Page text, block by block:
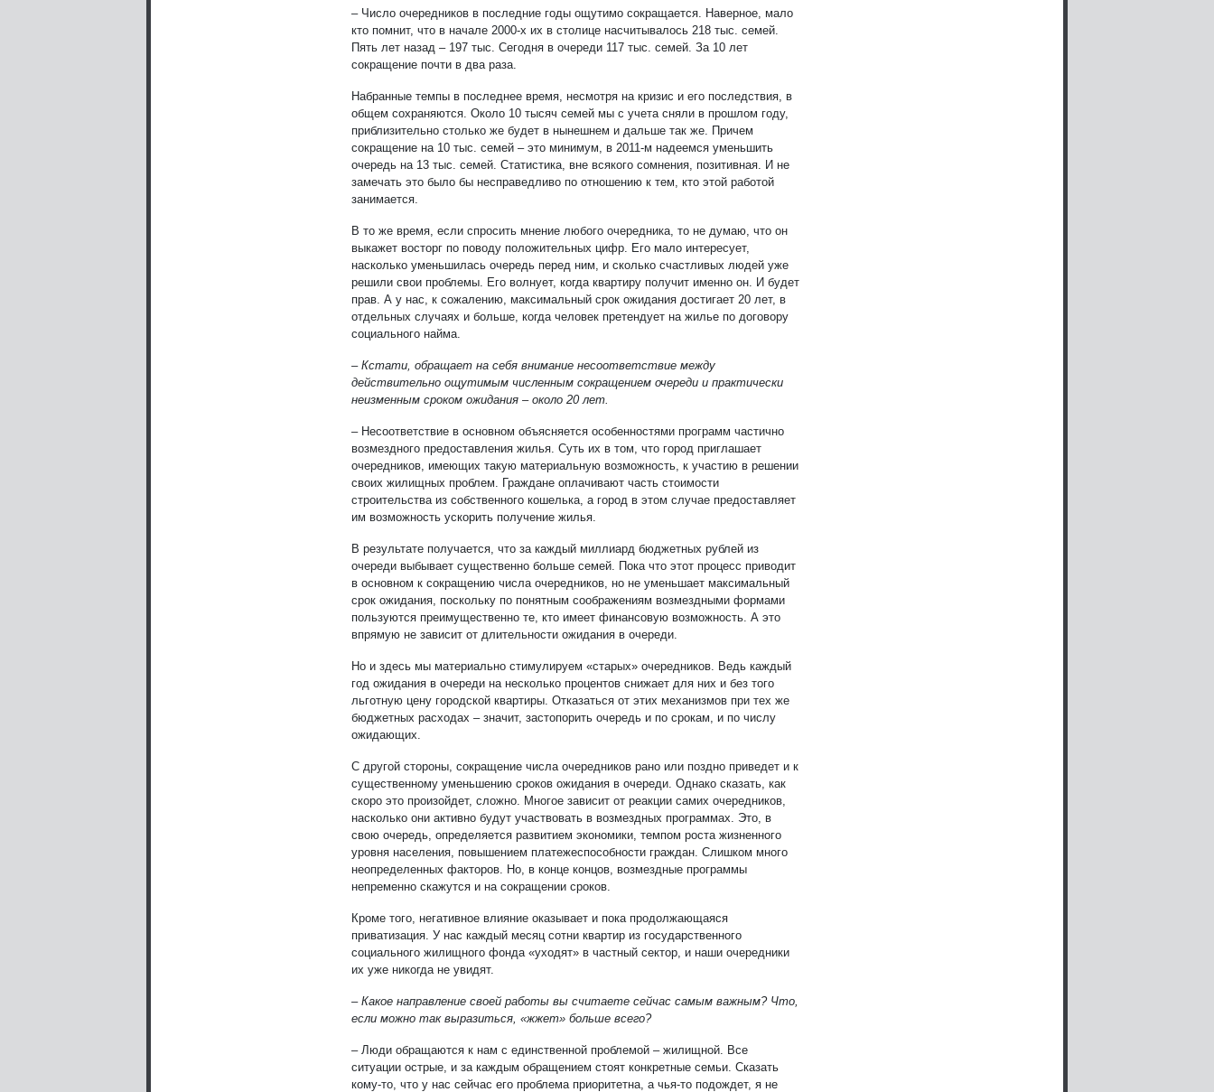
– Число очередников в последние годы ощутимо сокращается. Наверное, мало
кто помнит, что в начале 2000-х их в столице насчитывалось 218 тыс. семей.
Пять лет назад – 197 тыс. Сегодня в очереди 117 тыс. семей. За 10 лет
сокращение почти в два раза.
Набранные темпы в последнее время, несмотря на кризис и его последствия, в
общем сохраняются. Около 10 тысяч семей мы с учета сняли в прошлом году,
приблизительно столько же будет в нынешнем и дальше так же. Причем
сокращение на 10 тыс. семей – это минимум, в 2011-м надеемся уменьшить
очередь на 13 тыс. семей. Статистика, вне всякого сомнения, позитивная. И не
замечать это было бы несправедливо по отношению к тем, кто этой работой
занимается.
В то же время, если спросить мнение любого очередника, то не думаю, что он
выкажет восторг по поводу положительных цифр. Его мало интересует,
насколько уменьшилась очередь перед ним, и сколько счастливых людей уже
решили свои проблемы. Его волнует, когда квартиру получит именно он. И будет
прав. А у нас, к сожалению, максимальный срок ожидания достигает 20 лет, в
отдельных случаях и больше, когда человек претендует на жилье по договору
социального найма.
– Кстати, обращает на себя внимание несоответствие между
действительно ощутимым численным сокращением очереди и практически
неизменным сроком ожидания – около 20 лет.
– Несоответствие в основном объясняется особенностями программ частично
возмездного предоставления жилья. Суть их в том, что город приглашает
очередников, имеющих такую материальную возможность, к участию в решении
своих жилищных проблем. Граждане оплачивают часть стоимости
строительства из собственного кошелька, а город в этом случае предоставляет
им возможность ускорить получение жилья.
В результате получается, что за каждый миллиард бюджетных рублей из
очереди выбывает существенно больше семей. Пока что этот процесс приводит
в основном к сокращению числа очередников, но не уменьшает максимальный
срок ожидания, поскольку по понятным соображениям возмездными формами
пользуются преимущественно те, кто имеет финансовую возможность. А это
впрямую не зависит от длительности ожидания в очереди.
Но и здесь мы материально стимулируем «старых» очередников. Ведь каждый
год ожидания в очереди на несколько процентов снижает для них и без того
льготную цену городской квартиры. Отказаться от этих механизмов при тех же
бюджетных расходах – значит, застопорить очередь и по срокам, и по числу
ожидающих.
С другой стороны, сокращение числа очередников рано или поздно приведет и к
существенному уменьшению сроков ожидания в очереди. Однако сказать, как
скоро это произойдет, сложно. Многое зависит от реакции самих очередников,
насколько они активно будут участвовать в возмездных программах. Это, в
свою очередь, определяется развитием экономики, темпом роста жизненного
уровня населения, повышением платежеспособности граждан. Слишком много
неопределенных факторов. Но, в конце концов, возмездные программы
непременно скажутся и на сокращении сроков.
Кроме того, негативное влияние оказывает и пока продолжающаяся
приватизация. У нас каждый месяц сотни квартир из государственного
социального жилищного фонда «уходят» в частный сектор, и наши очередники
их уже никогда не увидят.
– Какое направление своей работы вы считаете сейчас самым важным? Что,
если можно так выразиться, «жжет» больше всего?
– Люди обращаются к нам с единственной проблемой – жилищной. Все
ситуации острые, и за каждым обращением стоят конкретные семьи. Сказать
кому-то, что у нас сейчас его проблема приоритетна, а чья-то подождет, я не